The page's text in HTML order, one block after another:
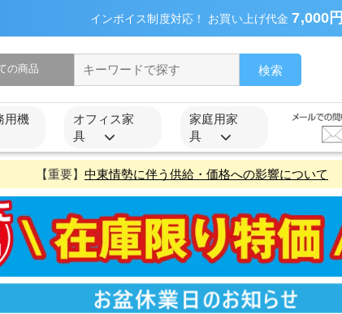
インボイス制度対応！ お買い上げ代金7,000円
検索
用機
オフィス家
具
家庭用家
具
【重要】 中東情勢に伴う供給・価格への影響について